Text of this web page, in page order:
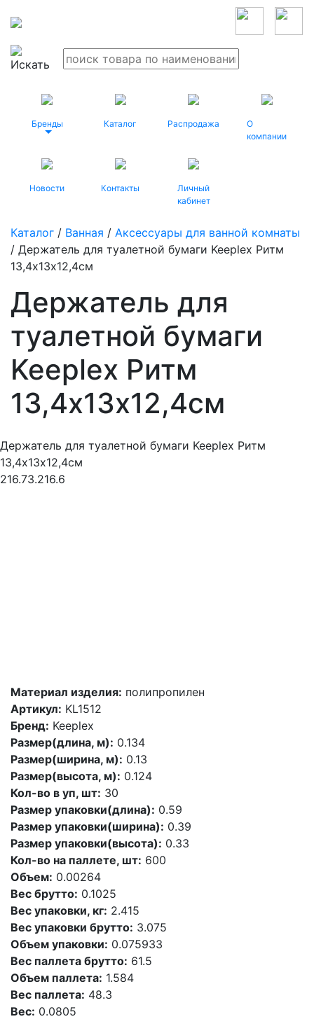
Бренды Каталог Распродажа
О
компании
Новости Контакты
Личный
кабинет
Каталог / Ванная / Аксессуары для ванной комнаты
/ Держатель для туалетной бумаги Keeplex Ритм
13,4х13х12,4см
Держатель для
туалетной бумаги
Keeplex Ритм
13,4х13х12,4см
Держатель для туалетной бумаги Keeplex Ритм
13,4х13х12,4см
216.73.216.6
Материал изделия: полипропилен
Артикул: KL1512
Бренд: Keeplex
Размер(длина, м): 0.134
Размер(ширина, м): 0.13
Размер(высота, м): 0.124
Кол-во в уп, шт: 30
Размер упаковки(длина): 0.59
Размер упаковки(ширина): 0.39
Размер упаковки(высота): 0.33
Кол-во на паллете, шт: 600
Объем: 0.00264
Вес брутто: 0.1025
Вес упаковки, кг: 2.415
Вес упаковки брутто: 3.075
Объем упаковки: 0.075933
Вес паллета брутто: 61.5
Объем паллета: 1.584
Вес паллета: 48.3
Вес: 0.0805